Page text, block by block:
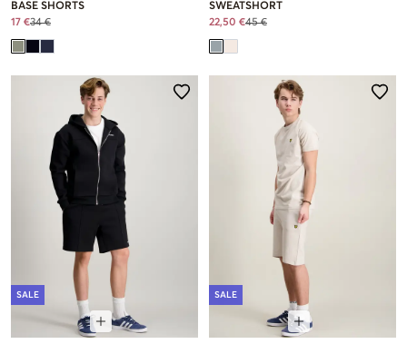
BASE SHORTS
17 €34 €
SWEATSHORT
22,50 €45 €
SALE SALE